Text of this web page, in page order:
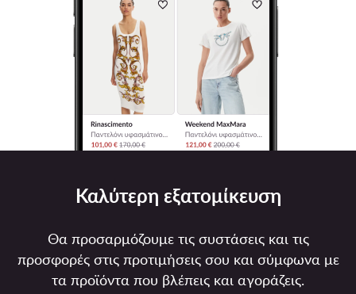
Καλύτερη εξατομίκευση
Θα προσαρμόζουμε τις συστάσεις και τις
προσφορές στις προτιμήσεις σου και σύμφωνα με
τα προϊόντα που βλέπεις και αγοράζεις.